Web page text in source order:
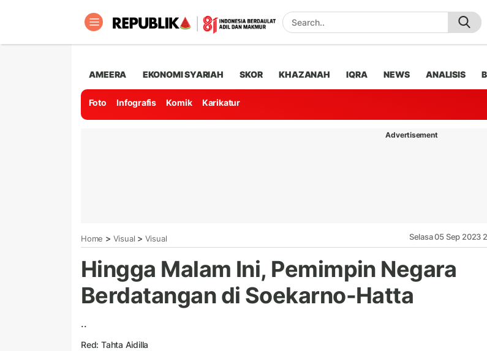
AMEERA EKONOMI SYARIAH SKOR KHAZANAH IQRA NEWS ANALISIS
Foto Infografis Komik Karikatur
Advertisement
Home > Visual > Visual Selasa 05 Sep 2023
Hingga Malam Ini, Pemimpin Negara
Berdatangan di Soekarno-Hatta
..
Red: Tahta Aidilla